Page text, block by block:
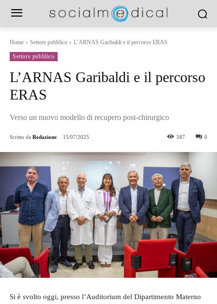
Home Settore pubblico L’ARNAS Garibaldi e il percorso ERAS
Settore pubblico
L’ARNAS Garibaldi e il percorso
ERAS
Verso un nuovo modello di recupero post-chirurgico
Scritto da Redazione 15/07/2025 0
587
Si è svolto oggi, presso l’Auditorium del Dipartimento Materno